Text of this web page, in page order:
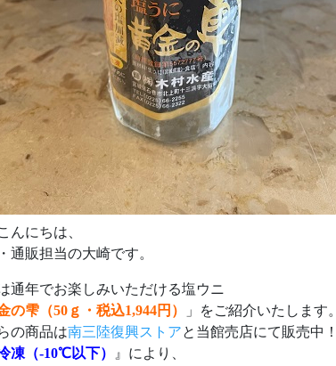
んにちは、
通販担当の大崎です。
通年でお楽しみいただける塩ウニ
の雫（50ｇ・税込1,944円）
」をご紹介いたします。
の商品は南三陸復興ストアと当館売店にて販売中！
凍（-10℃以下）
』により、